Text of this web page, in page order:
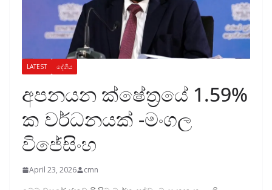
LATEST දේශීය
අපනයන ක්ෂේත්‍රයේ 1.59%
ක වර්ධනයක් -මංගල
විජේසිංහ
April 23, 2026 cmn